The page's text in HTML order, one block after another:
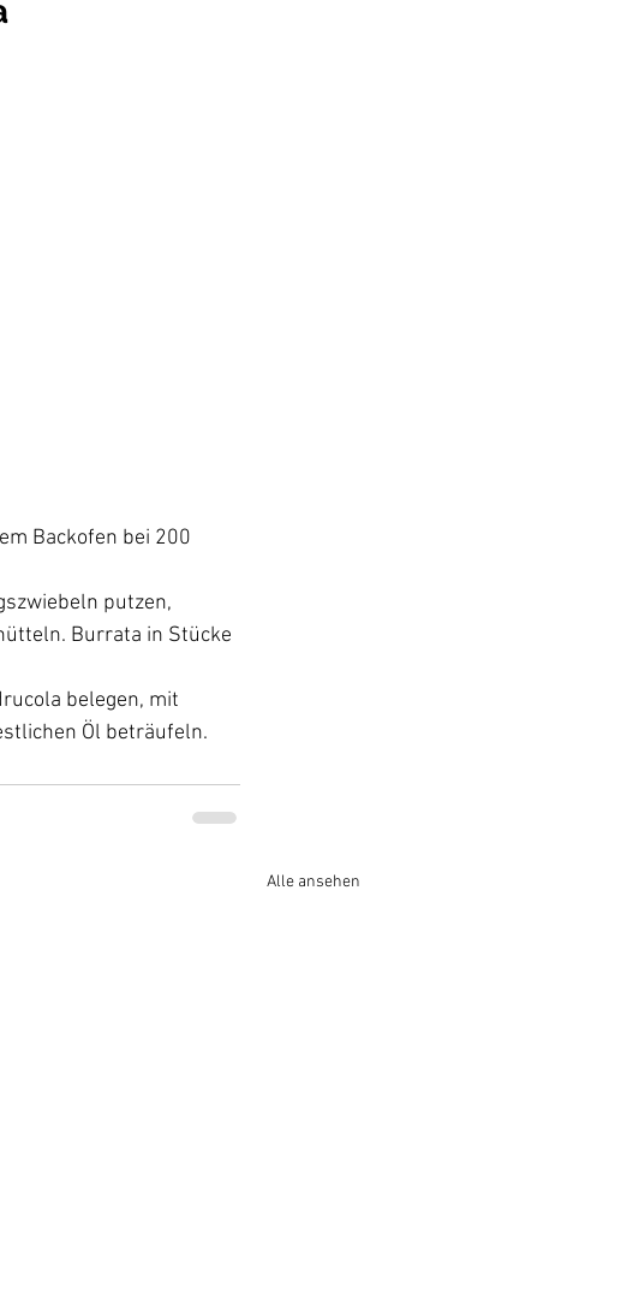
Backofen bei 200
putzen,
Burrata in Stücke
belegen, mit
Öl beträufeln.
Alle ansehen